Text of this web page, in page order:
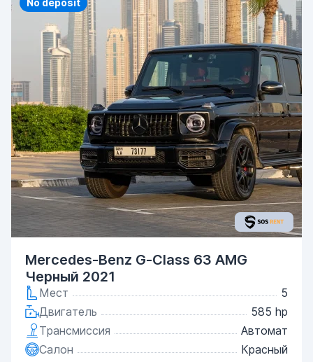
No deposit
Mercedes-Benz G-Class 63 AMG
Черный 2021
Мест
5
Двигатель
585 hp
Трансмиссия
Автомат
Салон
Красный